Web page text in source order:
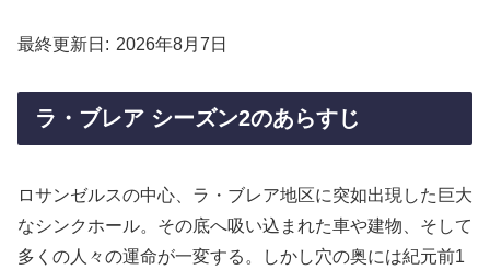
最終更新日 2026年8月7日
ラ・ブレア シーズン2のあらすじ
ロサンゼルスの中心、ラ・ブレア地区に突如出現した巨大
なシンクホール。その底へ吸い込まれた車や建物、そして
多くの人々の運命が一変する。しかし穴の奥には紀元前1